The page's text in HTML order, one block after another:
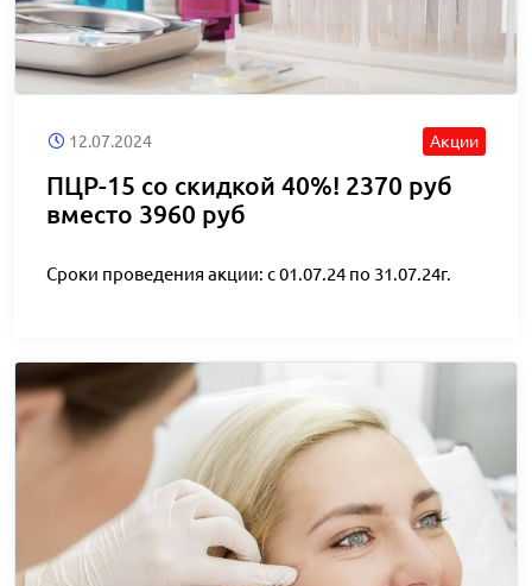
12.07.2024 Акции
ПЦР-15 со скидкой 40%! 2370 руб
вместо 3960 руб
Сроки проведения акции: с 01.07.24 по 31.07.24г.